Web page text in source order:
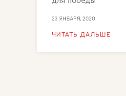
23 ЯНВАРЯ, 2020
ЧИТАТЬ ДАЛЬШЕ